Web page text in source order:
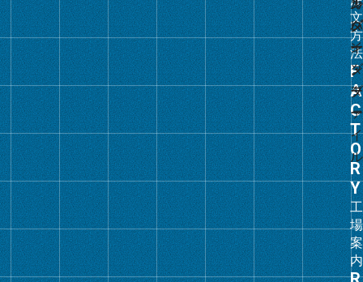
文
方
法
ン
ク
工
場
案
内
グ
ル
ー
プ
リ
ン
ク
グ
バ
イ
ン
ダ
ー
ダ
ー
レ
ン
ダ
ー
ダ
ー
・
フ
ァ
イ
ル